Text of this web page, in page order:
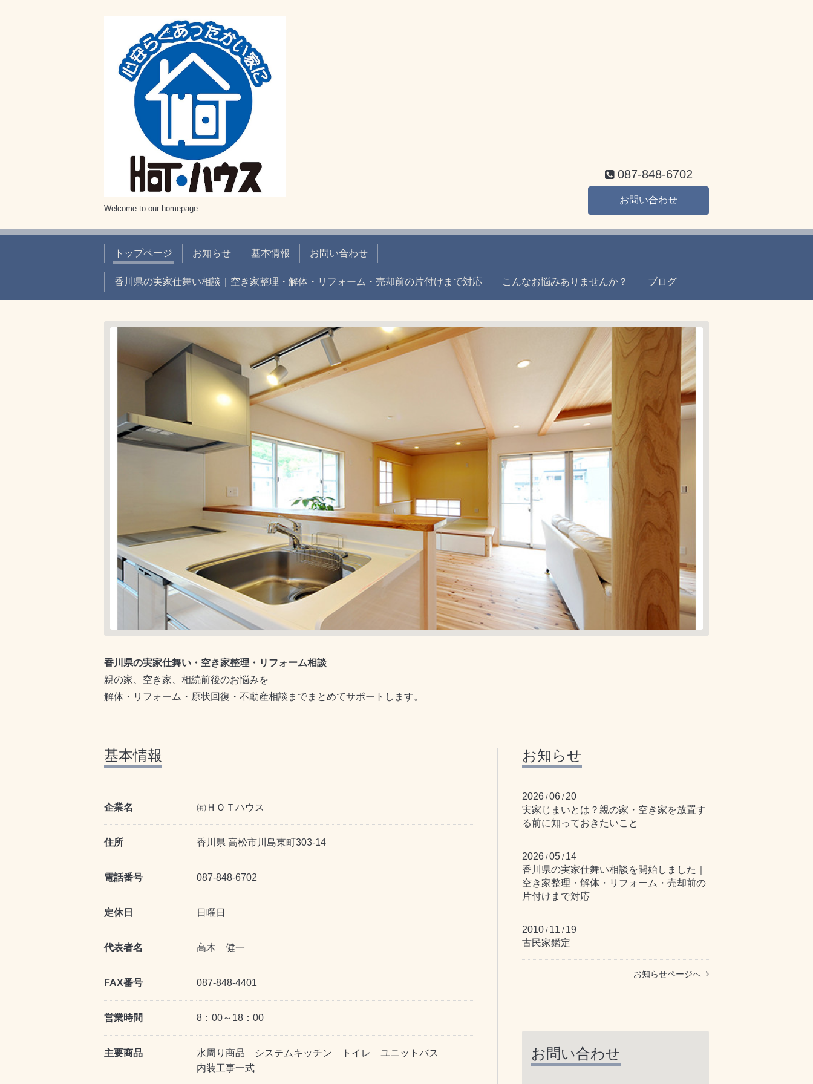
Welcome to our homepage
087-848-6702
お問い合わせ
トップページ お知らせ 基本情報 お問い合わせ
香川県の実家仕舞い相談｜空き家整理・解体・リフォーム・売却前の片付けまで対応 こんなお悩みありませんか？ ブログ
香川県の実家仕舞い・空き家整理・リフォーム相談
親の家、空き家、相続前後のお悩みを
解体・リフォーム・原状回復・不動産相談までまとめてサポートします。
基本情報
企業名 ㈲ＨＯＴハウス
住所 香川県 高松市川島東町303-14
電話番号 087-848-6702
定休日 日曜日
代表者名 高木 健一
FAX番号 087-848-4401
営業時間 8：00～18：00
主要商品
水周り商品 システムキッチン トイレ ユニットバス
内装工事一式
お知らせ
2026 /06 / 20
実家じまいとは？親の家・空き家を放置す
る前に知っておきたいこと
2026 /05 / 14
香川県の実家仕舞い相談を開始しました｜
空き家整理・解体・リフォーム・売却前の
片付けまで対応
2010 / 11 / 19
古民家鑑定
お知らせページへ
お問い合わせ